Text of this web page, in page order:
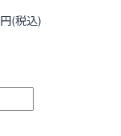
円(税込)